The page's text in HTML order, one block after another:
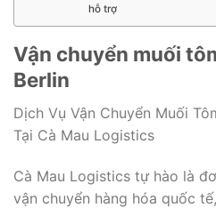
hỗ trợ
Vận chuyển muối
Berlin
Dịch Vụ Vận Chuyển Muối
Tại Cà Mau Logistics
Cà Mau Logistics tự hào là
vận chuyển hàng hóa quốc tế,